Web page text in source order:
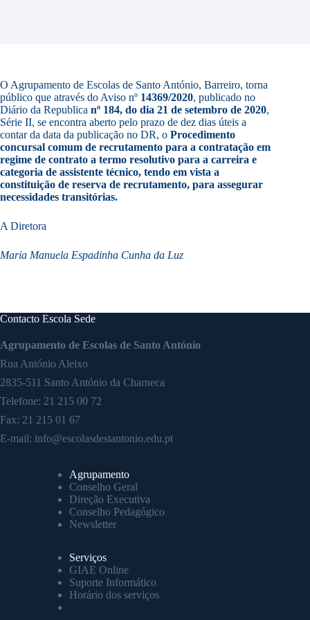
O Agrupamento de Escolas de Santo António, Barreiro, torna
público que através do Aviso nº 14369/2020, publicado no
Diário da Republica nº 184, do dia 21 de setembro de 2020,
Série II, se encontra aberto pelo prazo de dez dias úteis a
contar da data da publicação no DR, o Procedimento
concursal comum de recrutamento para a contratação em
regime de contrato a termo resolutivo para a carreira e
categoria de assistente técnico, tendo em vista a
constituição de reserva de recrutamento, para assegurar
necessidades transitórias.
A Diretora
Maria Manuela Espadinha Cunha da Luz
Contacto Escola Sede
Agrupamento de Escolas de Santo António
Rua António Aleixo
2835-511 Santo António da Charneca
Telefone: 21 215 00 72
Fax: 21 215 01 67
E-mail: info@escolasdestantonio.edu.pt
Agrupamento
Conselho Geral
Direção Executiva
Conselho Pedagógico
Newsletter
Serviços
GIAE Online
Suporte Informático
Horário dos serviços